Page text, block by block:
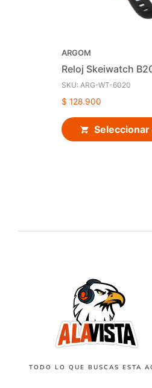
ARGOM
Reloj Skeiwatch
SKU: ARG-WT-6020
$ 128.900
TODO LO QUE BUSCAS ESTA